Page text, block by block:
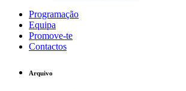
Programação
Equipa
Promove-te
Contactos
Arquivo